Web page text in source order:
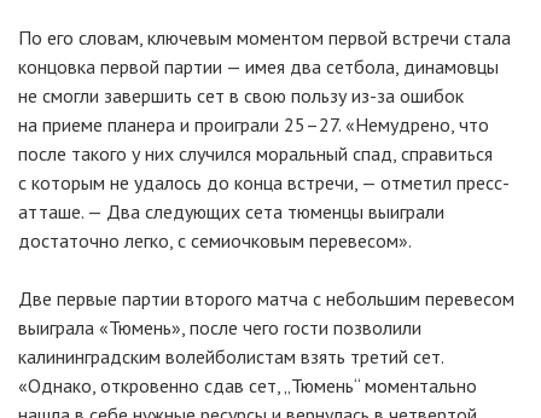
По его словам, ключевым моментом первой встречи стала
концовка первой партии — имея два сетбола, динамовцы
не смогли завершить сет в свою пользу из-за ошибок
на приеме планера и проиграли 25–27. «Немудрено, что
после такого у них случился моральный спад, справиться
с которым не удалось до конца встречи, — отметил пресс-
атташе. — Два следующих сета тюменцы выиграли
достаточно легко, с семиочковым перевесом».
Две первые партии второго матча с небольшим перевесом
выиграла «Тюмень», после чего гости позволили
калининградским волейболистам взять третий сет.
«Однако, откровенно сдав сет, „Тюмень“ моментально